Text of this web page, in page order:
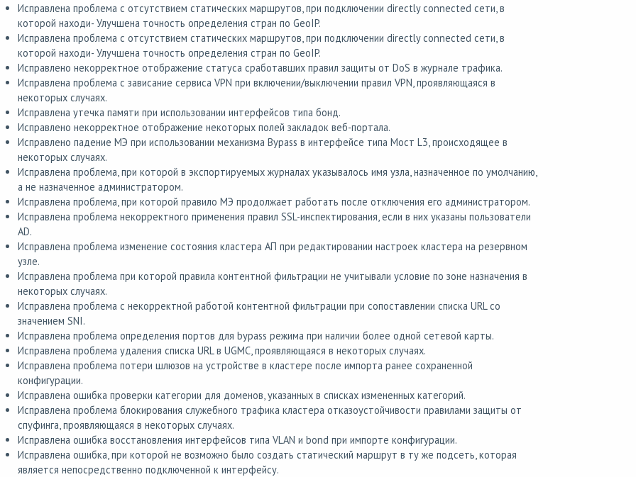
Исправлена проблема с отсутствием статических маршрутов, при подключении directly connected сети, в
которой находи- Улучшена точность определения стран по GeoIP.
Исправлена проблема с отсутствием статических маршрутов, при подключении directly connected сети, в
которой находи- Улучшена точность определения стран по GeoIP.
Исправлено некорректное отображение статуса сработавших правил защиты от DoS в журнале трафика.
Исправлена проблема с зависание сервиса VPN при включении/выключении правил VPN, проявляющаяся в
некоторых случаях.
Исправлена утечка памяти при использовании интерфейсов типа бонд.
Исправлено некорректное отображение некоторых полей закладок веб-портала.
Исправлено падение МЭ при использовании механизма Bypass в интерфейсе типа Мост L3, происходящее в
некоторых случаях.
Исправлена проблема, при которой в экспортируемых журналах указывалось имя узла, назначенное по умолчанию,
а не назначенное администратором.
Исправлена проблема, при которой правило МЭ продолжает работать после отключения его администратором.
Исправлена проблема некорректного применения правил SSL-инспектирования, если в них указаны пользователи
AD.
Исправлена проблема изменение состояния кластера АП при редактировании настроек кластера на резервном
узле.
Исправлена проблема при которой правила контентной фильтрации не учитывали условие по зоне назначения в
некоторых случаях.
Исправлена проблема с некорректной работой контентной фильтрации при сопоставлении списка URL со
значением SNI.
Исправлена проблема определения портов для bypass режима при наличии более одной сетевой карты.
Исправлена проблема удаления списка URL в UGMC, проявляющаяся в некоторых случаях.
Исправлена проблема потери шлюзов на устройстве в кластере после импорта ранее сохраненной
конфигурации.
Исправлена ошибка проверки категории для доменов, указанных в списках измененных категорий.
Исправлена проблема блокирования служебного трафика кластера отказоустойчивости правилами защиты от
спуфинга, проявляющаяся в некоторых случаях.
Исправлена ошибка восстановления интерфейсов типа VLAN и bond при импорте конфигурации.
Исправлена ошибка, при которой не возможно было создать статический маршрут в ту же подсеть, которая
является непосредственно подключенной к интерфейсу.